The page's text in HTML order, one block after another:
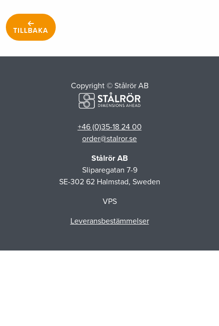
TILLBAKA
Copyright © Stålrör AB
+46 (0)35-18 24 00
order@stalror.se
Stålrör AB
Sliparegatan 7-9
SE-302 62 Halmstad, Sweden
VPS
Leveransbestämmelser